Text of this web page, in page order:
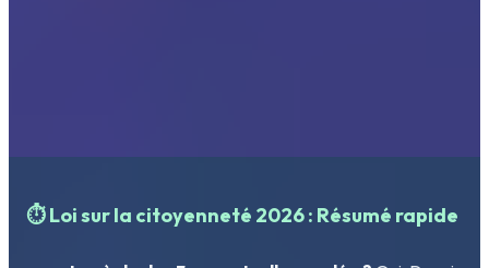
⏱️ Loi sur la citoyenneté 2026 : Résumé rapide